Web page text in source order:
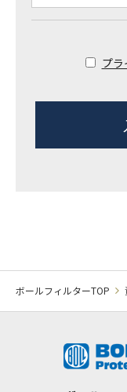
プ
ボールフィルターTOP